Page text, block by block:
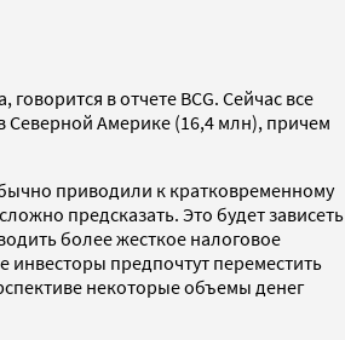
в отчете BCG. Сейчас все
Америке (16,4 млн), причем
приводили к кратковременному
предсказать. Это будет зависеть
более жесткое налоговое
инвесторы предпочтут переместить
некоторые объемы денег